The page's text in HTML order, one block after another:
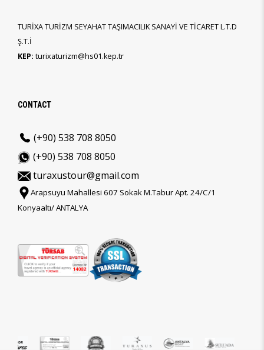
TURİXA TURİZM SEYAHAT TAŞIMACILIK SANAYİ VE TİCARET L.T.D
Ş.T.İ
KEP: turixaturizm@hs01.kep.tr
CONTACT
(+90) 538 708 8050
(+90) 538 708 8050
turaxustour@gmail.com
Arapsuyu Mahallesi 607 Sokak M.Tabur Apt. 24/C/1
Konyaaltı/ ANTALYA